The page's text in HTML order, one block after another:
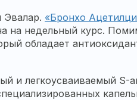
Эвалар. «Бронхо
на недельный курс.
обладает
и легкоусваиваемый S-